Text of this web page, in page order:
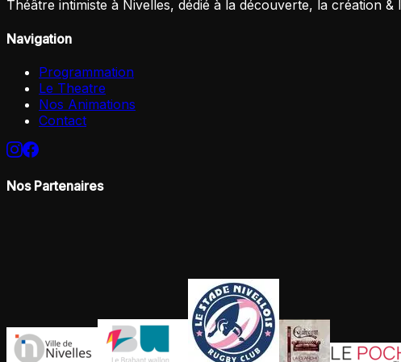
Théâtre intimiste à Nivelles, dédié à la découverte, la création &
Navigation
Programmation
Le Theatre
Nos Animations
Contact
Nos Partenaires